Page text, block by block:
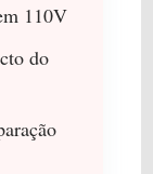
110V
do